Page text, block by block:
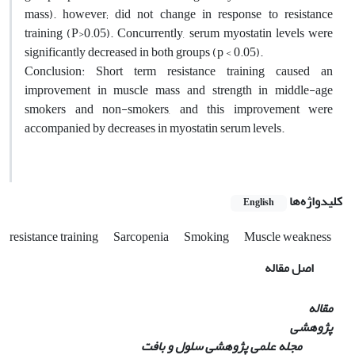
mass). however; did not change in response to resistance
training (P>0.05). Concurrently, serum myostatin levels were
significantly decreased in both groups (p < 0.05).
Conclusion: Short term resistance training caused an
improvement in muscle mass and strength in middle-age
smokers and non-smokers, and this improvement were
accompanied by decreases in myostatin serum levels.
کلیدواژه‌ها English
resistance training Sarcopenia Smoking
Muscle weakness
اصل مقاله
مقاله
پژوهشی
مجله علمی پژوهشی سلول و بافت